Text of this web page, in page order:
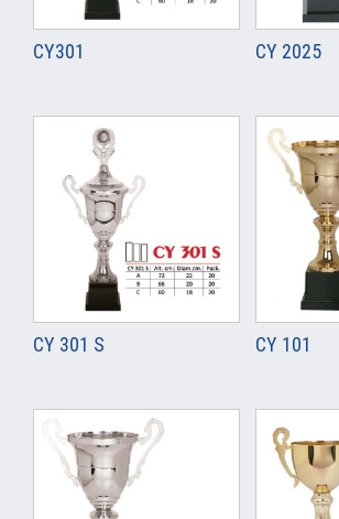
CY301 CY 2025
CY 301 S CY 101